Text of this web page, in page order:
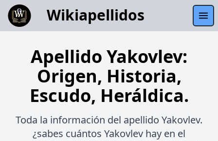
Wikiapellidos
Apellido Yakovlev:
Origen, Historia,
Escudo, Heráldica.
Toda la información del apellido Yakovlev.
¿sabes cuántos Yakovlev hay en el